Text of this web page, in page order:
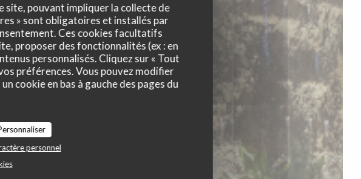
site, pouvant impliquer la collecte de
» sont obligatoires et installés par
Ces cookies facultatifs
proposer des fonctionnalités (ex : en
personnalisés. Cliquez sur « Tout
préférences. Vous pouvez modifier
cookie en bas à gauche des pages du
personnel